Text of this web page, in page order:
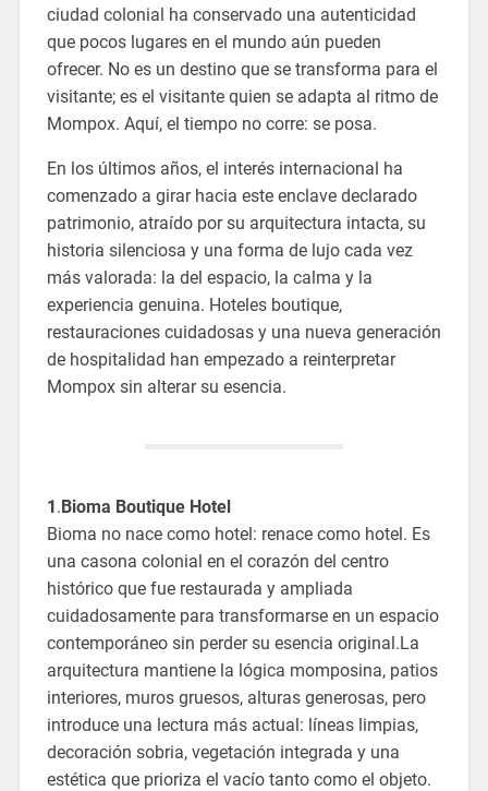
ciudad colonial ha conservado una autenticidad
que pocos lugares en el mundo aún pueden
ofrecer. No es un destino que se transforma para el
visitante; es el visitante quien se adapta al ritmo de
Mompox. Aquí, el tiempo no corre: se posa.
En los últimos años, el interés internacional ha
comenzado a girar hacia este enclave declarado
patrimonio, atraído por su arquitectura intacta, su
historia silenciosa y una forma de lujo cada vez
más valorada: la del espacio, la calma y la
experiencia genuina. Hoteles boutique,
restauraciones cuidadosas y una nueva generación
de hospitalidad han empezado a reinterpretar
Mompox sin alterar su esencia.
1.Bioma Boutique Hotel
Bioma no nace como hotel: renace como hotel. Es
una casona colonial en el corazón del centro
histórico que fue restaurada y ampliada
cuidadosamente para transformarse en un espacio
contemporáneo sin perder su esencia original.La
arquitectura mantiene la lógica momposina, patios
interiores, muros gruesos, alturas generosas, pero
introduce una lectura más actual: líneas limpias,
decoración sobria, vegetación integrada y una
estética que prioriza el vacío tanto como el objeto.